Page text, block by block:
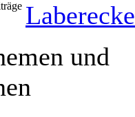
Laberecke
und